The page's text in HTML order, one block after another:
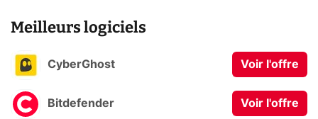
Meilleurs logiciels
CyberGhost Voir l'offre
Bitdefender Voir l'offre